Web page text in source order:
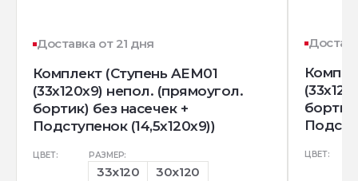
Доставка от 21 дня
Комплект (Ступень AEM01
(33x120x9) непол. (прямоугол.
бортик) без насечек +
Подступенок (14,5x120x9))
ЦВЕТ: РАЗМЕР:
33x120 30x120
ЦВЕТ: